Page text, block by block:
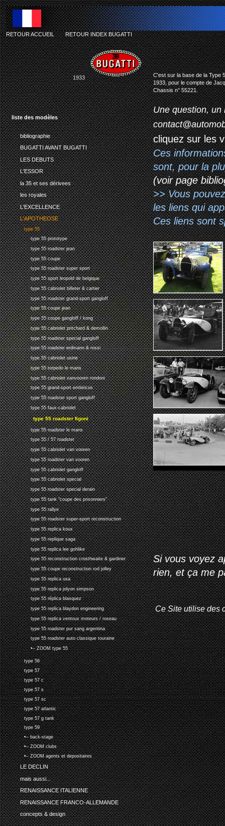
liste des modèles
bibliographie
BUGATTI AVANT BUGATTI
LES DEBUTS
L'ESSOR
la 35 et ses dérivees
les royales
L'EXCELLENCE
L'APOTHEOSE
type 55
type 55 prototype
type 55 roadster jean
type 55 coupe
type 55 roadster super sport
type 55 sport leopold de belgique
type 55 cabriolet billeter & cartier
type 55 roadster grand-sport gangloff
type 55 coupe jean
type 55 coupe gangloff / kong
type 55 cabriolet pritchard & demollin
type 55 roadster special gangloff
type 55 roadster erdmann & rossi
type 55 cabriolet usine
type 55 torpedo le mans
type 55 cabriolet vanvooren rondoni
type 55 grand-sport embiricos
type 55 roadster sport gangloff
type 55 faux-cabriolet
type 55 roadster figoni
type 55 roadster le mans
type 55 / 57 roadster
type 55 cabriolet van vooren
type 55 roadster van vooren
type 55 cabriolet gangloff
type 55 cabriolet special
type 55 roadster special derain
type 55 tank "coupe des prisonniers"
type 55 rallye
type 55 roadster super-sport reconstruction
type 55 replica koux
type 55 replique saga
type 55 replica lee gohlike
type 55 reconstruction crosthwaite & gardiner
type 55 coupe reconstruction rod jolley
type 55 replica usa
type 55 replica jolyon simpson
type 55 réplica blasquez
type 55 replica blaydon engineering
type 55 replica ventoux moteurs / roseau
type 55 roadster pur sang argentina
type 55 roadster auto classique touraine
•-- ZOOM type 55
type 56
type 57
type 57 c
type 57 s
type 57 sc
type 57 atlantic
type 57 g tank
type 59
•-- back-stage
•-- ZOOM clubs
•-- ZOOM agents et depositaires
LE DECLIN
mais aussi...
RENAISSANCE ITALIENNE
RENAISSANCE FRANCO-ALLEMANDE
concepts & design
RETOUR ACCUEIL-RETOUR INDEX BUGATTI
1933
C'est sur la base de la Type
1933, pour le compte de
Chassis n° 55221.
Une question, un
cliquez sur les
Ces
sont, pour la
(voir page
>> Vous
les liens qui
Ces liens sont
Si vous voyez
rien, et ça me
Ce Site utilise des